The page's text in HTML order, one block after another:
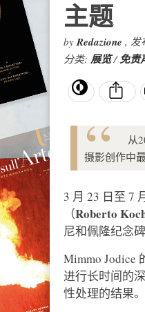
主题
byRedazione , 发
分类: 展览/免责
从
摄影创作中
3 月 23 日至 7
（Roberto
尼和佩隆纪念
Mimmo Jodice
进行长时间的
性处理的结果。